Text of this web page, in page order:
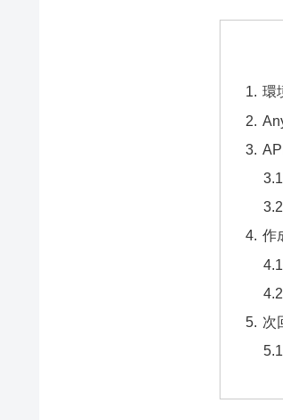
環
作
次